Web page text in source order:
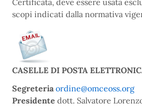
Certificata, deve essere usata
scopi indicati dalla normativa
CASELLE DI POSTA
Segreteria ordine@omceoss.org
Presidente dott. Salvatore